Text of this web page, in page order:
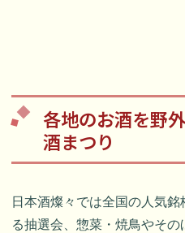
各地のお酒を野
酒まつり
日本酒燦々では全国の人気
る抽選会、惣菜・焼鳥やそ